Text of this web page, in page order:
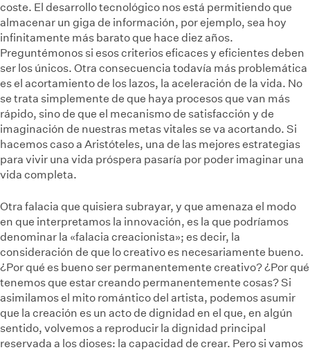
coste. El desarrollo tecnológico nos está permitiendo que
almacenar un giga de información, por ejemplo, sea hoy
infinitamente más barato que hace diez años.
Preguntémonos si esos criterios eficaces y eficientes deben
ser los únicos. Otra consecuencia todavía más problemática
es el acortamiento de los lazos, la aceleración de la vida. No
se trata simplemente de que haya procesos que van más
rápido, sino de que el mecanismo de satisfacción y de
imaginación de nuestras metas vitales se va acortando. Si
hacemos caso a Aristóteles, una de las mejores estrategias
para vivir una vida próspera pasaría por poder imaginar una
vida completa.
Otra falacia que quisiera subrayar, y que amenaza el modo
en que interpretamos la innovación, es la que podríamos
denominar la «falacia creacionista»; es decir, la
consideración de que lo creativo es necesariamente bueno.
¿Por qué es bueno ser permanentemente creativo? ¿Por qué
tenemos que estar creando permanentemente cosas? Si
asimilamos el mito romántico del artista, podemos asumir
que la creación es un acto de dignidad en el que, en algún
sentido, volvemos a reproducir la dignidad principal
reservada a los dioses: la capacidad de crear. Pero si vamos